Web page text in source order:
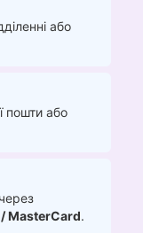
або
пошти або
MasterCard.